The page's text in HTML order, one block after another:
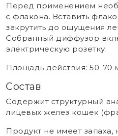
Перед применением
с флакона. Вставить
закрутить до ощущения
Собранный диффузор
электрическую розетку.
Площадь действия: 50-70
Состав
Содержит структурный
лицевых желез кошек
Продукт не имеет запаха,